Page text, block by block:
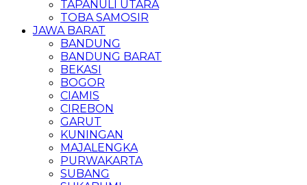
TAPANULI UTARA
TOBA SAMOSIR
JAWA BARAT
BANDUNG
BANDUNG BARAT
BEKASI
BOGOR
CIAMIS
CIREBON
GARUT
KUNINGAN
MAJALENGKA
PURWAKARTA
SUBANG